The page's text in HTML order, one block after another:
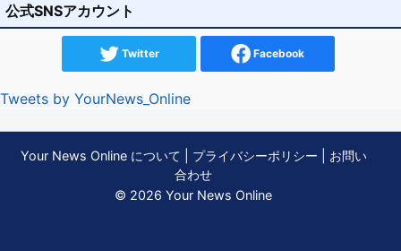
公式SNSアカウント
Twitter Facebook
Tweets by YourNews_Online
Your News Online について プライバシーポリシー
お問い
合わせ
© 2026 Your News Online